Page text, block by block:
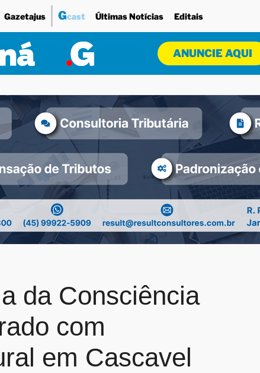
Gazetajus Gcast Últimas Notícias Editais
ANUNCIE AQUI
da Consciência
com
em Cascavel